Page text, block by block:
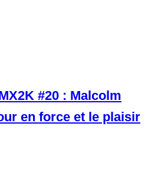
#20 : Malcolm
en force et le plaisir